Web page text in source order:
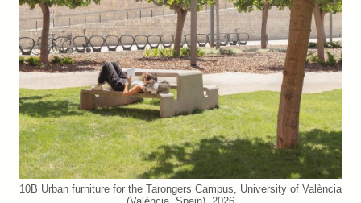
10B Urban furniture for the Tarongers Campus, University of València